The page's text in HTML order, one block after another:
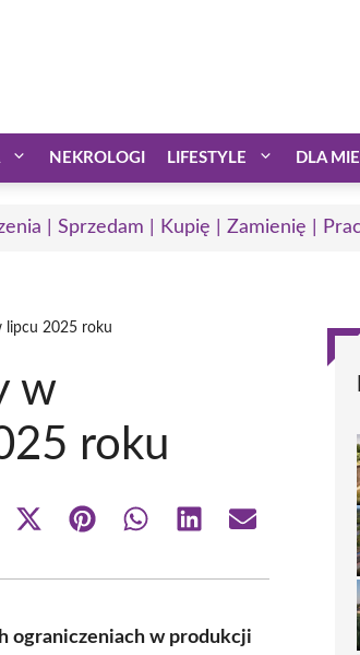
NEKROLOGI LIFESTYLE DLA
| Sprzedam | Kupię | Zamienię |
lipcu 2025 roku
w
roku
Share
(Twitter)
Share Share Share Share
ograniczeniach w produkcji